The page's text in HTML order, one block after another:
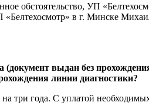
обстоятельство, УП
в г. Минске
выдан без
линии диагностики?
три года. С уплатой